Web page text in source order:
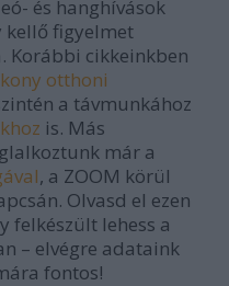
és hanghívások
kellő figyelmet
Korábbi cikkeinkben
otthoni
a távmunkához
is. Más
már a
, a ZOOM körül
Olvasd el ezen
felkészült lehess a
– elvégre adataink
fontos!